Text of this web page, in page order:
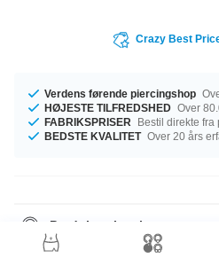
Crazy Best
Verdens førende piercingshop
HØJESTE TILFREDSHED Over
FABRIKSPRISER
Bestil direkte fra
BEDSTE KVALITET Over 20 års
Produktoplysninger
Vi har størrelse 1.2 mm tilgængelig.